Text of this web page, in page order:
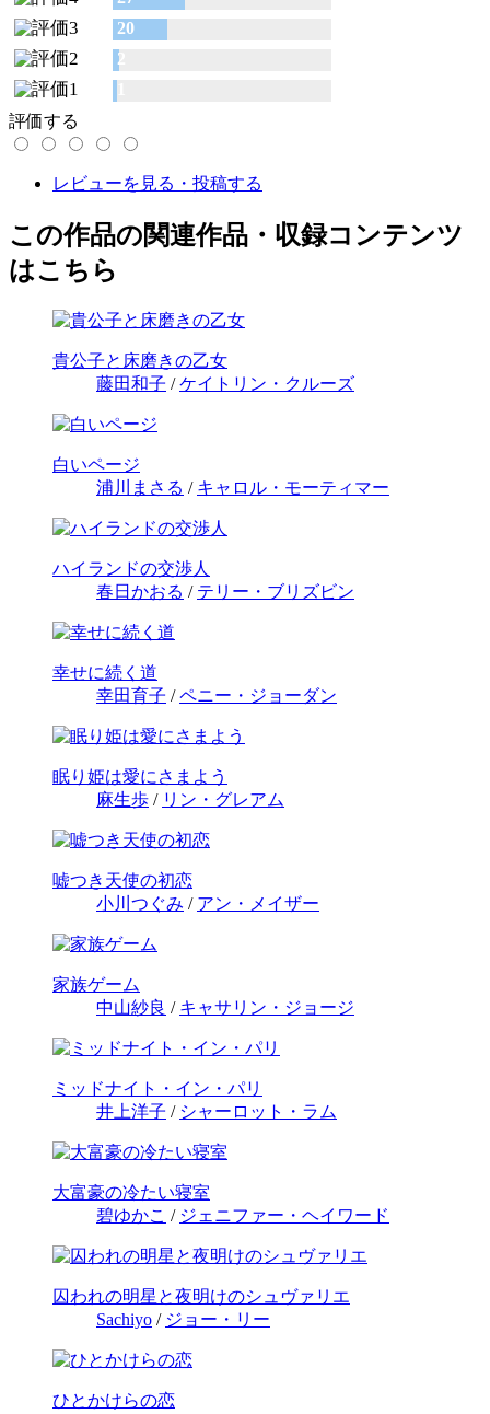
20
2
評価する
レビューを見る・投稿する
この作品の関連作品・収録コンテンツ
はこちら
貴公子と床磨きの乙女
藤田和子 /ケイトリン・クルーズ
白いページ
浦川まさる / キャロル・モーティマー
ハイランドの交渉人
春日かおる / テリー・ブリズビン
幸せに続く道
幸田育子 /ペニー・ジョーダン
眠り姫は愛にさまよう
麻生歩 / リン・グレアム
嘘つき天使の初恋
小川つぐみ / アン・メイザー
家族ゲーム
中山紗良 / キャサリン・ジョージ
ミッドナイト・イン・パリ
井上洋子 / シャーロット・ラム
大富豪の冷たい寝室
碧ゆかこ / ジェニファー・ヘイワード
囚われの明星と夜明けのシュヴァリエ
Sachiyo / ジョー・リー
ひとかけらの恋